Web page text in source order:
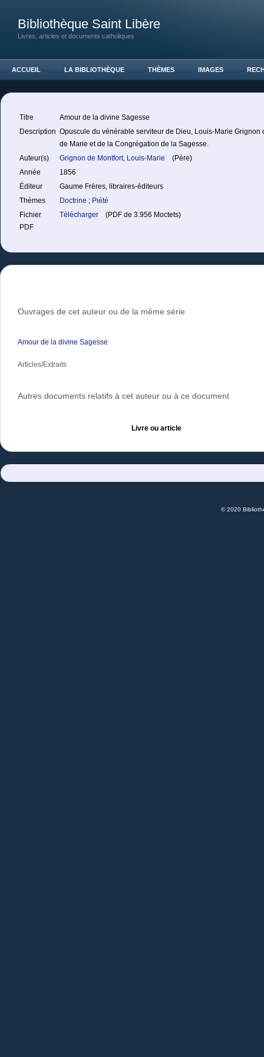
Bibliothèque Saint Libère
Livres, articles et documents catholiques
ACCUEIL LA BIBLIOTHÈQUE THÈMES IMAGES
Titre
Amour de la divine Sagesse
Description Opuscule du vénérable serviteur de Dieu, Louis-Marie
de Marie et de la Congrégation de la Sagesse.
Auteur(s)
Grignon de Montfort, Louis-Marie
(Père)
Année
1856
Éditeur
Gaume Frères, libraires-éditeurs
Thèmes
Doctrine ; Piété
Fichier
PDF
Télécharger (PDF de 3.956 Moctets)
Ouvrages de cet auteur ou de la même série
Amour de la divine Sagesse
Articles/Extraits
Autres documents relatifs à cet auteur ou à ce document
Livre ou article
© 2020